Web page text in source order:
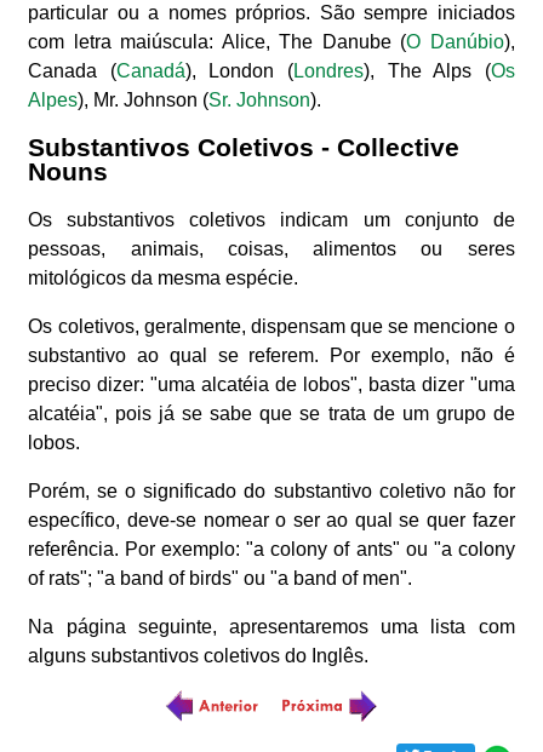
particular ou a nomes próprios. São sempre iniciados
com letra maiúscula: Alice, The Danube (O Danúbio),
Canada (Canadá), London (Londres), The Alps (Os
Alpes), Mr. Johnson (Sr. Johnson).
Substantivos Coletivos - Collective
Nouns
Os substantivos coletivos indicam um conjunto de
pessoas, animais, coisas, alimentos ou seres
mitológicos da mesma espécie.
Os coletivos, geralmente, dispensam que se mencione o
substantivo ao qual se referem. Por exemplo, não é
preciso dizer: "uma alcatéia de lobos", basta dizer "uma
alcatéia", pois já se sabe que se trata de um grupo de
lobos.
Porém, se o significado do substantivo coletivo não for
específico, deve-se nomear o ser ao qual se quer fazer
referência. Por exemplo: "a colony of ants" ou "a colony
of rats"; "a band of birds" ou "a band of men".
Na página seguinte, apresentaremos uma lista com
alguns substantivos coletivos do Inglês.